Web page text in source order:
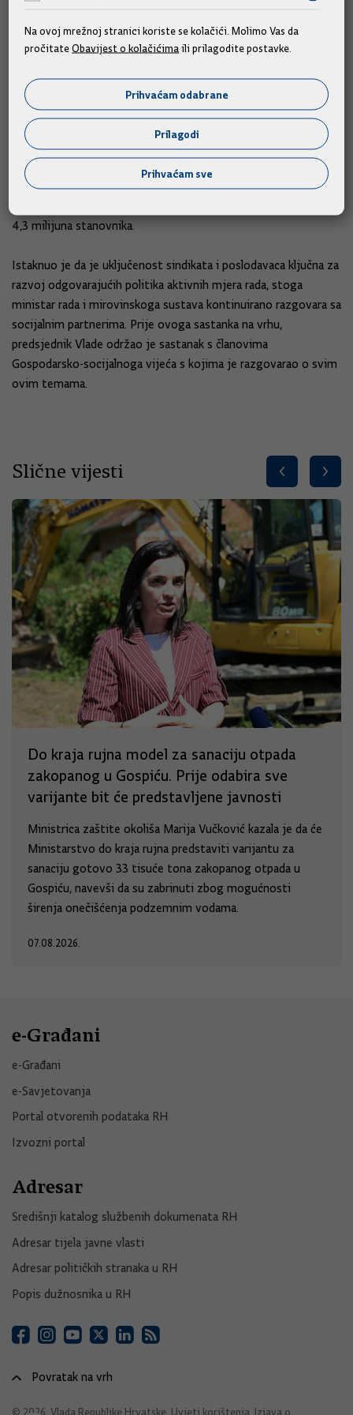
Garancije za mlade, Inicijative za zapošljavanje mladih te mjera
za zapošljavanje Europskog socijalnog fonda.
Predsjednik Vlade Andrej Plenković naglasio je da Vlada, u
suradnji s akademskom zajednicom i socijalnim partnerima,
nastoji spojiti aktivne mjere za tržište rada s povećanjem
sredstava za obrazovanje odnosno nastoji obrazovni sustav
prilagoditi stvarnim potrebama tržišta rada. Dodao je da se
pritom posebni napori ulažu u područje demografske
4,3 milijuna stanovnika.
Istaknuo je da je uključenost sindikata i poslodavaca ključna za
razvoj odgovarajućih politika aktivnih mjera rada, stoga
ministar rada i mirovinskoga sustava kontinuirano razgovara sa
socijalnim partnerima. Prije ovoga sastanka na vrhu,
predsjednik Vlade održao je sastanak s članovima
Gospodarsko-socijalnoga vijeća s kojima je razgovarao o svim
ovim temama.
Slične vijesti
Do kraja rujna model za sanaciju otpada
zakopanog u Gospiću. Prije odabira sve
varijante bit će predstavljene javnosti
Ministrica zaštite okoliša Marija Vučković kazala je da će
Ministarstvo do kraja rujna predstaviti varijantu za
sanaciju gotovo 33 tisuće tona zakopanog otpada u
Gospiću, navevši da su zabrinuti zbog mogućnosti
širenja onečišćenja podzemnim vodama.
07.08.2026.
e-Građani
e-Građani
e-Savjetovanja
Portal otvorenih podataka RH
Izvozni portal
Adresar
Središnji katalog službenih dokumenata RH
Adresar tijela javne vlasti
Adresar političkih stranaka u RH
Popis dužnosnika u RH
Povratak na vrh
© 2026. Vlada Republike Hrvatske. Uvjeti korištenja Izjava o
Na ovoj mrežnoj stranici koriste se kolačići. Molimo Vas da
pročitateObavijest o kolačićima ili prilagodite postavke.
Prihvaćam odabrane
Prilagodi
Prihvaćam sve